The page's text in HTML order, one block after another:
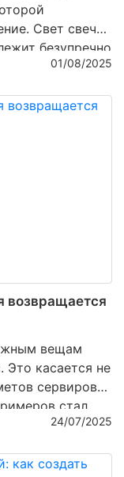
Свет свечей
безупречно
ароматы… И
застолье в
01/08/2025
возвращается
вещам
Это касается не
сервировки
стал
интерес
ценится как
24/07/2025